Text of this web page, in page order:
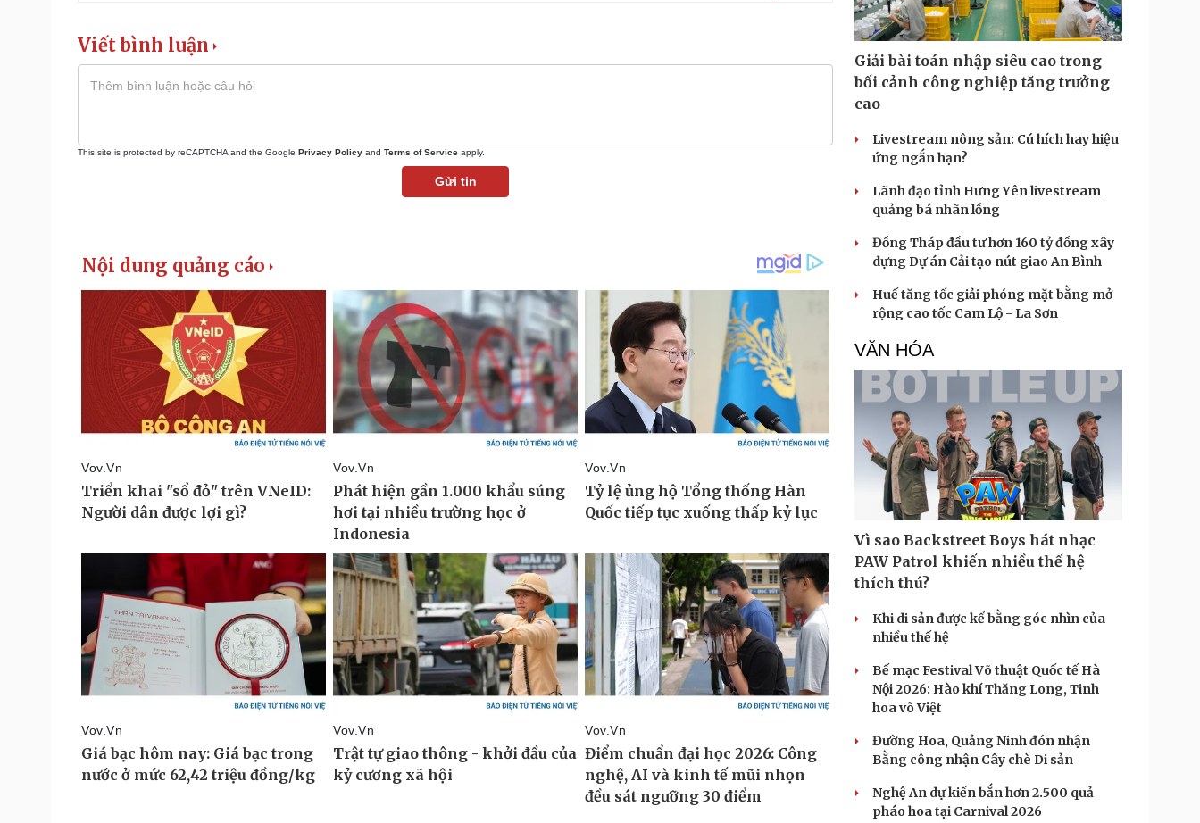
Viết bình luận
This site is protected by reCAPTCHA and the Google Privacy Policy and Terms of Service apply.
Gửi tin
Giải bài toán nhập siêu cao trong
bối cảnh công nghiệp tăng trưởng
cao
Livestream nông sản: Cú hích hay hiệu
ứng ngắn hạn?
Lãnh đạo tỉnh Hưng Yên livestream
quảng bá nhãn lồng
Đồng Tháp đầu tư hơn 160 tỷ đồng xây
dựng Dự án Cải tạo nút giao An Bình
Huế tăng tốc giải phóng mặt bằng mở
rộng cao tốc Cam Lộ - La Sơn
VĂN HÓA
Vì sao Backstreet Boys hát nhạc
PAW Patrol khiến nhiều thế hệ
thích thú?
Khi di sản được kể bằng góc nhìn của
nhiều thế hệ
Bế mạc Festival Võ thuật Quốc tế Hà
Nội 2026: Hào khí Thăng Long, Tinh
hoa võ Việt
Đường Hoa, Quảng Ninh đón nhận
Bằng công nhận Cây chè Di sản
Nghệ An dự kiến bắn hơn 2.500 quả
pháo hoa tại Carnival 2026